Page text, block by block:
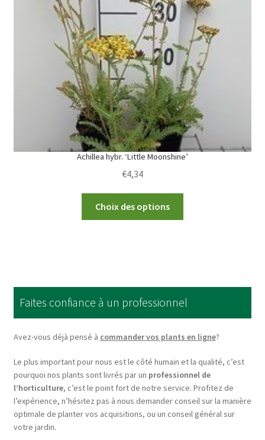
may
chosen
on
the
product
page
Achillea hybr. ‘Little Moonshine’
€4,34
Choix des options
options
may
be
chosen
the
product
page
Faites confiance à un professionnel
Avez-vous déjà pensé à commander vos plants en ligne?
Le plus important pour nous est le côté humain et la qualité, c’est
pourquoi nos plants sont livrés par un professionnel de
l’horticulture, c’est le point fort de notre service. Profitez de
l’expérience, n’hésitez pas à nous demander conseil sur la manière
optimale de planter vos acquisitions, ou un conseil général sur
votre jardin.